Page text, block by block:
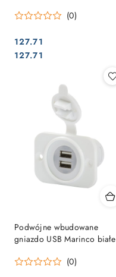
12/24 V. MARINCO
(0)
Cena:
127.71
Cena:
127.71
Podwójne wbudowane
gniazdo USB Marinco białe
(0)